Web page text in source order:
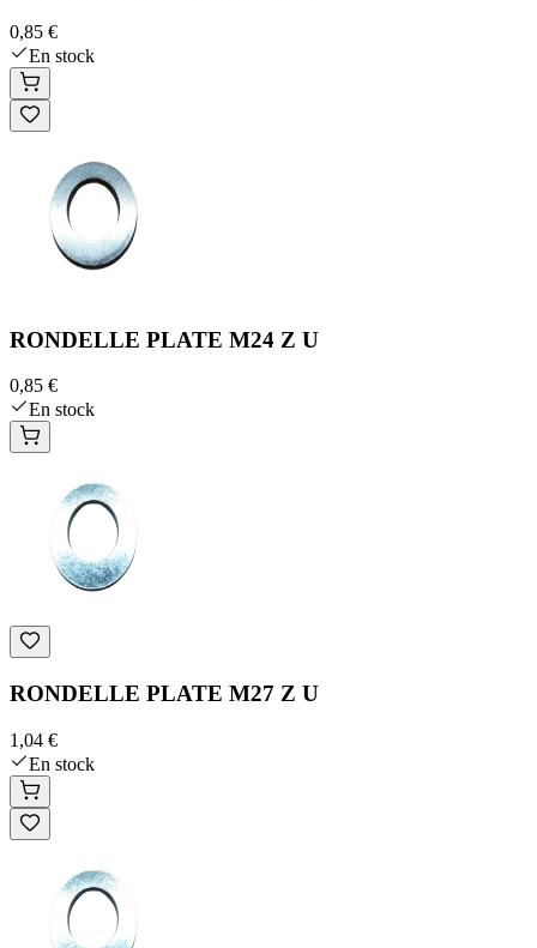
0,85 €
En stock
RONDELLE PLATE M24 Z U
0,85 €
En stock
RONDELLE PLATE M27 Z U
1,04 €
En stock